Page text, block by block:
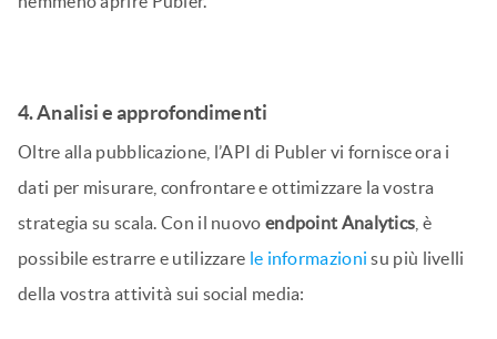
Esempio: Collaborazione interna
Per rimanere aggiornati e collaborare facilmente, è
possibile creare unbot di briefing sociale giornalierocon
strumenti di automazione come Zapier. Impostatelo in
modo da richiamare l’API di Publer per raccogliere i post